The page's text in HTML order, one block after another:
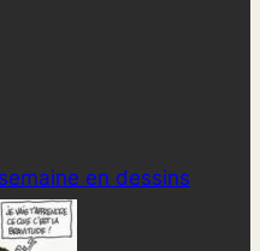
en dessins